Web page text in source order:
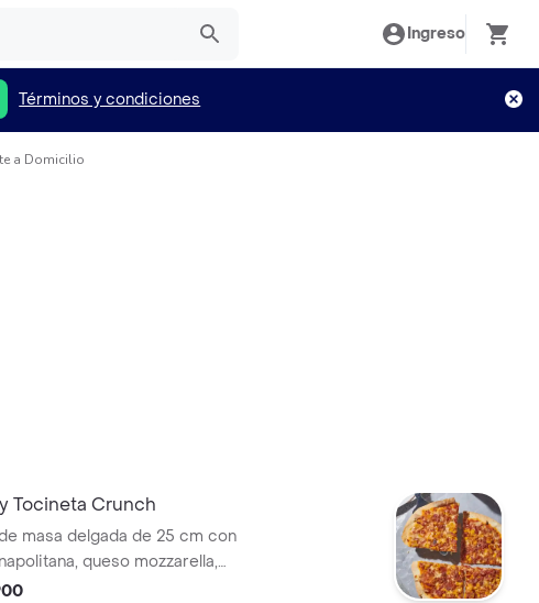
Ingreso
Términos y condiciones
a Domicilio
Tocineta Crunch
masa delgada de 25 cm con
queso mozzarella,
y maíz.